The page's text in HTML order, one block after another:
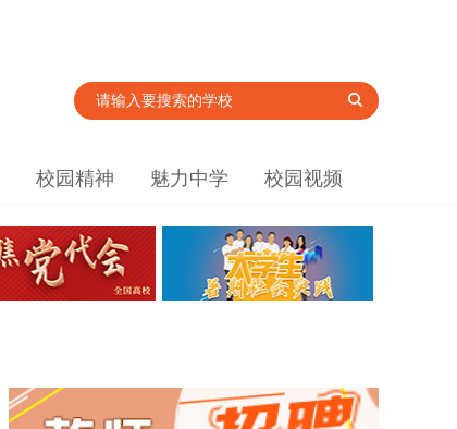
校园精神 魅力中学 校园视频